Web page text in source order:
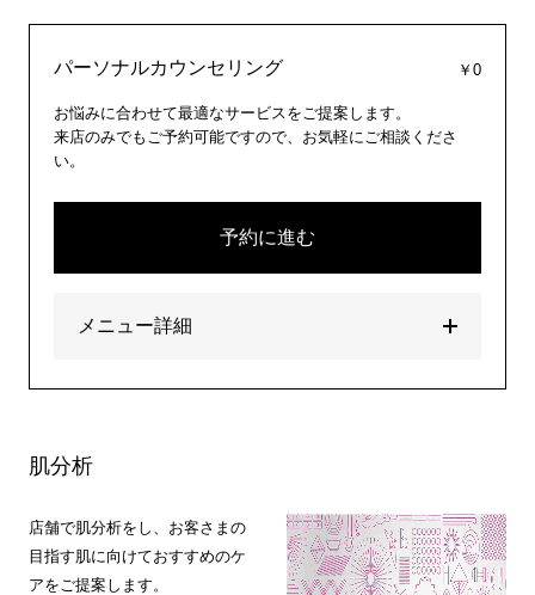
パーソナルカウンセリング ￥0
お悩みに合わせて最適なサービスをご提案します。
来店のみでもご予約可能ですので、お気軽にご相談くださ
い。
予約に進む
メニュー詳細
肌分析
店舗で肌分析をし、お客さまの
目指す肌に向けておすすめのケ
アをご提案します。